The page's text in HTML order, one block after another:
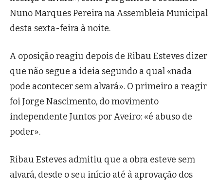
Nuno Marques Pereira na Assembleia Municipal
desta sexta-feira à noite.
A oposição reagiu depois de Ribau Esteves dizer
que não segue a ideia segundo a qual «nada
pode acontecer sem alvará». O primeiro a reagir
foi Jorge Nascimento, do movimento
independente Juntos por Aveiro: «é abuso de
poder».
Ribau Esteves admitiu que a obra esteve sem
alvará, desde o seu início até à aprovação dos